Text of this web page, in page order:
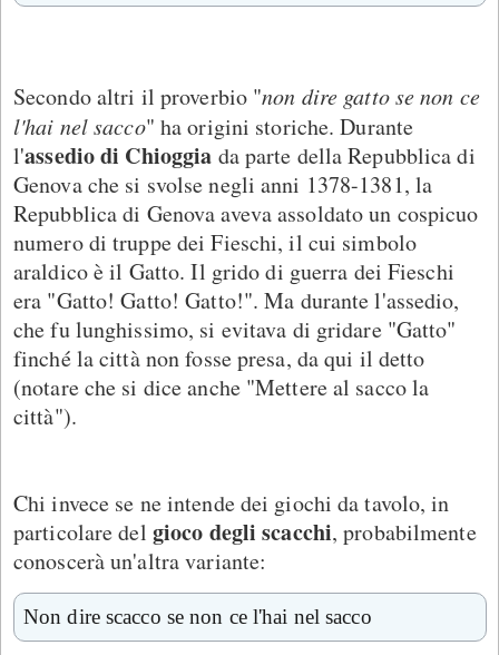
Secondo altri il proverbio "non dire gatto se non ce
l'hai nel sacco" ha origini storiche. Durante
l'assedio di Chioggia da parte della Repubblica di
Genova che si svolse negli anni 1378-1381, la
Repubblica di Genova aveva assoldato un cospicuo
numero di truppe dei Fieschi, il cui simbolo
araldico è il Gatto. Il grido di guerra dei Fieschi
era "Gatto! Gatto! Gatto!". Ma durante l'assedio,
che fu lunghissimo, si evitava di gridare "Gatto"
finché la città non fosse presa, da qui il detto
(notare che si dice anche "Mettere al sacco la
città").
Chi invece se ne intende dei giochi da tavolo, in
particolare del gioco degli scacchi, probabilmente
conoscerà un'altra variante:
Non dire scacco se non ce l'hai nel sacco